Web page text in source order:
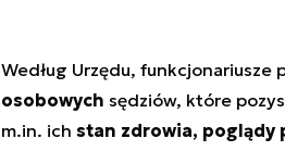
Według Urzędu,
osobowych sędziów, które
m.in. ich stan zdrowia, poglądy